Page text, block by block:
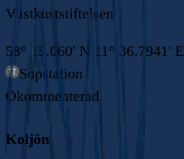
Västkuststiftelsen
58° 15.060' N 11° 36.7941' E
Sopstation
Okommenterad
Koljön